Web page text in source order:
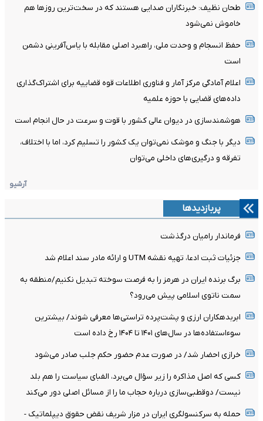
طحان نظیف: خبرنگاران صدایی هستند که در سخت‌ترین روزها هم
خاموش نمی‌شود
حفظ انسجام و وحدت ملی، راهبرد اصلی مقابله با یاس‌آفرینی دشمن
است
اعلام آمادگی مرکز آمار و فناوری اطلاعات قوه قضاییه برای اشتراک‌گذاری
داده‌های قضایی با حوزه علمیه
هوشمندسازی در دیوان عالی کشور با قوت و سرعت در حال انجام است
دیگر با جنگ و موشک نمی‌توان یک کشور را تسلیم کرد، اما با اختلاف،
تفرقه و درگیری‌های داخلی می‌توان
آرشیو
پربازدیدها
فرماندار رامیان درگذشت
جزئیات ثبت ادعا، تهیه نقشه UTM و ارائه مادر سند اعلام شد
برگ برنده ایران در هرمز را به فرصت سوخته تبدیل نکنیم/منطقه به
سمت ناتوی اسلامی پیش می‌رود؟
ابربدهکاران ارزی و پشت‌پرده تراستی‌ها معرفی شوند/ بیشترین
سوءاستفاده‌ها در سال‌های ۱۴۰۱ تا ۱۴۰۴ رخ داده است
خرازی احضار شد/ در صورت عدم حضور حکم جلب صادر می‌شود
کسی که اصل مذاکره را زیر سؤال می‌برد، الفبای سیاست را هم بلد
نیست/ دوقطبی‌سازی درباره حجاب ما را از مسائل اصلی دور می‌کند
حمله به سرکنسولگری ایران در مزار شریف نقض حقوق دیپلماتیک -